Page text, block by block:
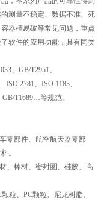
测量不稳定、数据不准、死
器槽易破等常见问题，重点
软件的应用功能，具有同类
、GB/T2951、
ISO 2781、ISO 1183、
T1689…等规范。
零部件、航空航天器零部
。
、棒材、密封圈、硅胶、高
粒、PC颗粒、尼龙树脂、